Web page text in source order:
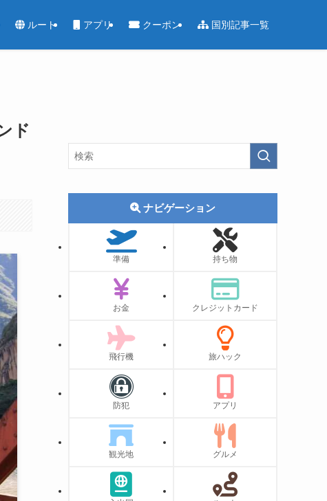
ルート アプリ クーポン 国別記事一覧
ド
ナビゲーション
準備 持ち物
お金 クレジットカード
飛行機 旅ハック
防犯 アプリ
観光地 グルメ